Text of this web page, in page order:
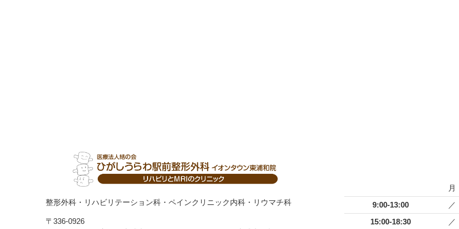
整形外科・リハビリテーション科・ペインクリニック内科・リウマチ科
〒336-0926
月
9:00-13:00
／
15:00-18:30
／